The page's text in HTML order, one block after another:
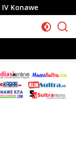
Reses di